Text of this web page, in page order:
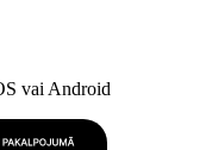
vai Android